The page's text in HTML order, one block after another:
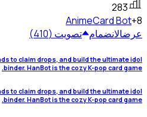
283
AnimeCard Bot+8
عرضالانضمام تصويت (410)
to claim drops, and build the ultimate idol
binder. HanBot is the cozy K-pop card game.
to claim drops, and build the ultimate idol
binder. HanBot is the cozy K-pop card game.